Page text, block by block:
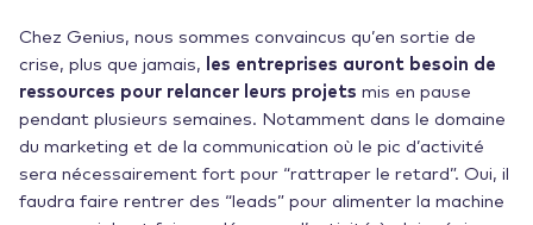
Chez Genius, nous sommes convaincus qu’en sortie de
crise, plus que jamais,
les entreprises auront besoin de
ressources pour relancer leurs projets mis en pause
pendant plusieurs semaines. Notamment dans le domaine
du marketing et de la communication où le pic d’activité
sera nécessairement fort pour “rattraper le retard”. Oui, il
faudra faire rentrer des “leads” pour alimenter la machine